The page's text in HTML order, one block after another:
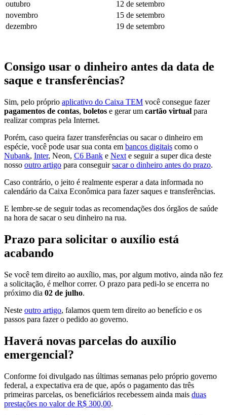
outubro
12 de setembro
novembro
15 de setembro
dezembro
19 de setembro
Consigo usar o dinheiro antes da data de
saque e transferências?
Sim, pelo próprio aplicativo do Caixa TEM você consegue fazer
pagamentos de contas, boletos e gerar um cartão virtual para
realizar compras pela Internet.
Porém, caso queira fazer transferências ou sacar o dinheiro em
espécie, você pode usar sua conta em bancos digitais como o
Nubank, Inter, Neon, C6 Bank e Next e seguir a super dica deste
nosso outro artigo para conseguirsacar o dinheiro antes do prazo.
Caso contrário, o jeito é realmente esperar a data informada no
calendário da Caixa Econômica para fazer saques e transferências.
E lembre-se de seguir todas as recomendações dos órgãos de saúde
na hora de sacar o seu dinheiro na rua.
Prazo para solicitar o auxílio está
acabando
Se você tem direito ao auxílio, mas, por algum motivo, ainda não fez
a solicitação, é melhor correr. O prazo para pedi-lo se encerra no
próximo dia 02 de julho.
Neste outro artigo, falamos quem tem direito ao benefício e os
passos para fazer o pedido ao governo.
Haverá novas parcelas do auxílio
emergencial?
Conforme foi divulgado nas últimas semanas pelo próprio governo
federal, a expectativa era de que, após o pagamento das três
primeiras parcelas, os beneficiários recebessem ainda mais duas
prestações no valor de R$ 300,00.